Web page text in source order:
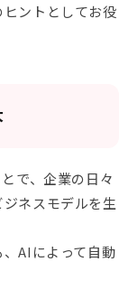
ントとしてお役
で、企業の日々
ネスモデルを生
AIによって自動